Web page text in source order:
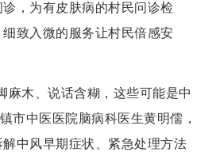
，为有皮肤病的村民问诊检
致入微的服务让村民倍感安
麻木、说话含糊，这些可能是中
市中医医院脑病科医生黄明儒，
中风早期症状、紧急处理方法